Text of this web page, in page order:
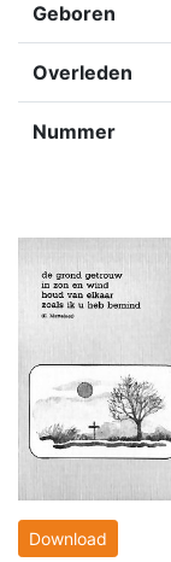
Geboren
Overleden
Nummer
Download